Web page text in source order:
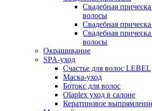
Свадебная
волосы
Свадебная
Свадебная
волосы
Окрашивание
SPA-уход
Счастье для волос LEBEL
Маска-уход
Ботокс для волос
Olaplex уход в салоне
Кератиновое